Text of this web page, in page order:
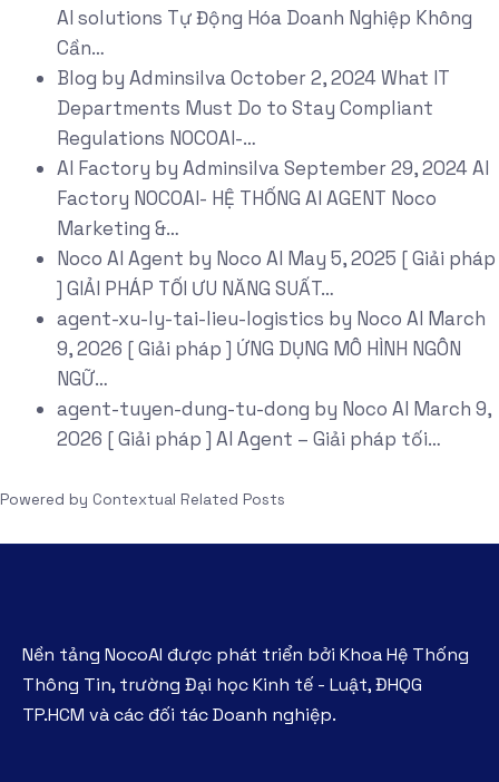
AI solutions Tự Động Hóa Doanh Nghiệp Không
Cần…
Blog by AdminsilvaOctober 2, 2024 What IT
Departments Must Do to Stay Compliant
Regulations NOCOAI-…
AI Factory by AdminsilvaSeptember 29, 2024 AI
Factory NOCOAI- HỆ THỐNG AI AGENT Noco
Marketing &…
Noco AI Agent by Noco AI May 5, 2025 [ Giải pháp
] GIẢI PHÁP TỐI ƯU NĂNG SUẤT…
agent-xu-ly-tai-lieu-logistics by Noco AI March
9, 2026 [ Giải pháp ] ỨNG DỤNG MÔ HÌNH NGÔN
NGỮ…
agent-tuyen-dung-tu-dong by Noco AI March 9,
2026 [ Giải pháp ] AI Agent – Giải pháp tối…
Powered by Contextual Related Posts
Nền tảng NocoAI được phát triển bởi Khoa Hệ Thống
Thông Tin, trường Đại học Kinh tế - Luật, ĐHQG
TP.HCM và các đối tác Doanh nghiệp.